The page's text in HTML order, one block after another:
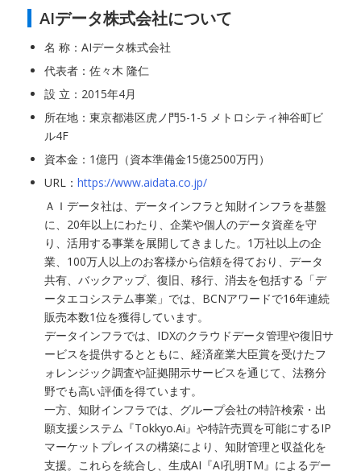
AIデータ株式会社について
名 称：AIデータ株式会社
代表者：佐々木 隆仁
設 立：2015年4月
所在地：東京都港区虎ノ門5-1-5 メトロシティ神谷町ビ
ル4F
資本金：1億円（資本準備金15億2500万円）
URL： https://www.aidata.co.jp/
ＡＩデータ社は、データインフラと知財インフラを基盤
に、20年以上にわたり、企業や個人のデータ資産を守
り、活用する事業を展開してきました。1万社以上の企
業、100万人以上のお客様から信頼を得ており、データ
共有、バックアップ、復旧、移行、消去を包括する「デ
ータエコシステム事業」では、BCNアワードで16年連続
販売本数1位を獲得しています。
データインフラでは、IDXのクラウドデータ管理や復旧サ
ービスを提供するとともに、経済産業大臣賞を受けたフ
ォレンジック調査や証拠開示サービスを通じて、法務分
野でも高い評価を得ています。
一方、知財インフラでは、グループ会社の特許検索・出
願支援システム『Tokkyo.Ai』や特許売買を可能にするIP
マーケットプレイスの構築により、知財管理と収益化を
支援。これらを統合し、生成AI『AI孔明TM』によるデー